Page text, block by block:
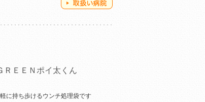
ＥＥＮポイ太くん
に持ち歩けるウンチ処理袋です